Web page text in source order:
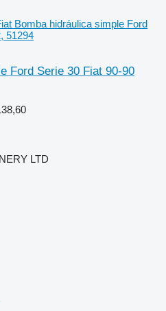
Bomba hidráulica simple Ford
51294
Ford Serie 30 Fiat 90-90
LTD